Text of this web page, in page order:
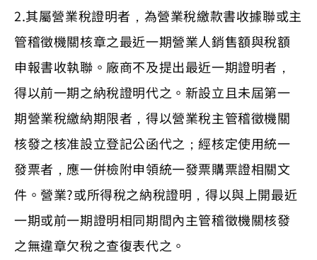
2.其屬營業稅證明者，為營業稅繳款書收據聯或主
管稽徵機關核章之最近一期營業人銷售額與稅額
申報書收執聯。廠商不及提出最近一期證明者，
得以前一期之納稅證明代之。新設立且未屆第一
期營業稅繳納期限者，得以營業稅主管稽徵機關
核發之核准設立登記公函代之；經核定使用統一
發票者，應一併檢附申領統一發票購票證相關文
件。營業?或所得稅之納稅證明，得以與上開最近
一期或前一期證明相同期間內主管稽徵機關核發
之無違章欠稅之查復表代之。